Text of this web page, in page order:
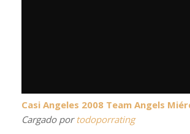
Casi Angeles 2008 Team Angels
Cargado por todoporrating